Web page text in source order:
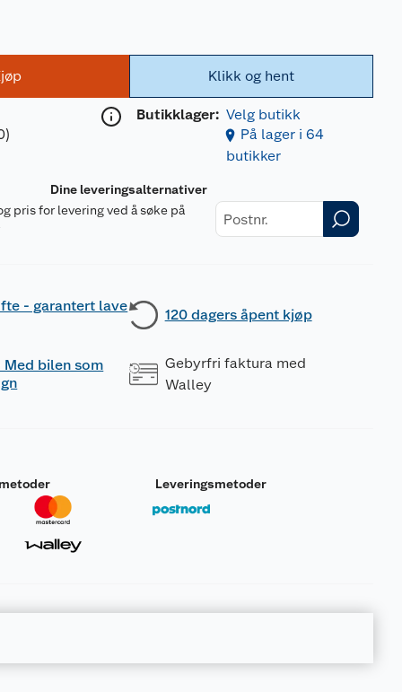
Klikk og hent
Butikklager: Velg butikk
På lager i 64
butikker
Dine leveringsalternativer
pris for levering ved å søke på
- garantert lave
120 dagers åpent kjøp
Med bilen som
Gebyrfri faktura med
Walley
Leveringsmetoder